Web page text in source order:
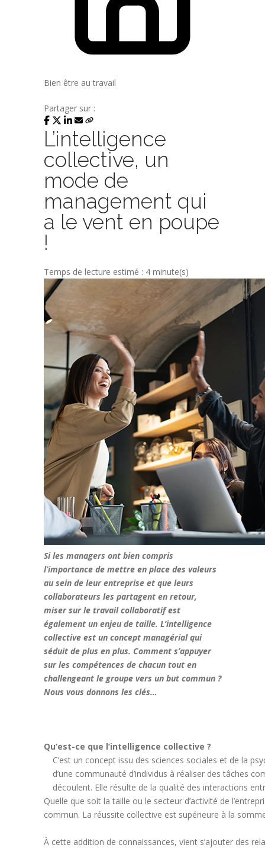
Bien être au travail
Partager sur :
L’intelligence
collective, un
mode de
management qui
a le vent en poupe
!
Temps de lecture estimé : 4 minute(s)
Si les managers ont bien compris
l’importance de mettre en place des valeurs
au sein de leur entreprise et que leurs
collaborateurs les partagent en retour,
miser sur le travail collaboratif est
également un enjeu de taille. L’intelligence
collective est un concept managérial qui
séduit de plus en plus. Comment s’appuyer
sur les compétences de chacun tout en
challengeant le groupe vers un but commun ?
Nous vous donnons les clés…
Qu’est-ce que l’intelligence collective ?
C’est un concept issu des sciences sociales et de la
d’une communauté d’individus à réaliser des tâches
découlent. Elle résulte de la qualité des interactions
Quelle que soit la taille ou le secteur d’activité de
commun. La réussite collective est supérieure à la
À cette addition de connaissances, vient s’ajouter des